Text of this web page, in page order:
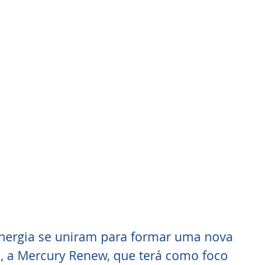
se uniram para formar uma nova
Mercury Renew, que terá como foco